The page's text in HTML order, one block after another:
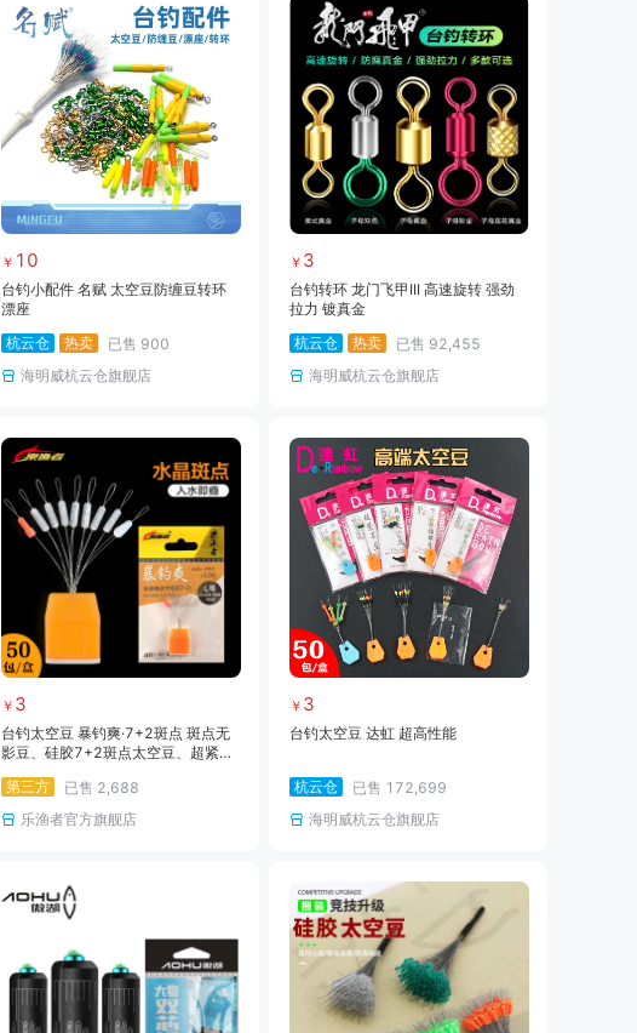
￥ 10
台钓小配件 名赋 太空豆防缠豆转环
漂座
杭云仓
热卖 已售 900
海明威杭云仓旗舰店
￥ 3
台钓转环 龙门飞甲III 高速旋转 强劲
拉力 镀真金
杭云仓
热卖 已售 92,455
海明威杭云仓旗舰店
￥ 3
台钓太空豆 暴钓爽·7+2斑点 斑点无
影豆、硅胶7+2斑点太空豆、超紧圆
第三方
已售 2,688
乐渔者官方旗舰店
￥ 3
台钓太空豆 达虹 超高性能
杭云仓 已售 172,699
海明威杭云仓旗舰店